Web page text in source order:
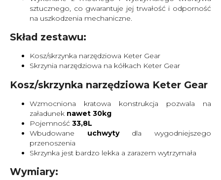
sztucznego, co gwarantuje jej trwałość i odporność
na uszkodzenia mechaniczne.
Skład zestawu:
Kosz/skrzynka narzędziowa Keter Gear
Skrzynia narzędziowa na kółkach Keter Gear
Kosz/skrzynka narzędziowa Keter Gear
Wzmocniona kratowa konstrukcja pozwala na
załadunek nawet 30kg
Pojemność 33,8L
Wbudowane uchwytydla wygodniejszego
przenoszenia
Skrzynka jest bardzo lekka a zarazem wytrzymała
Wymiary: